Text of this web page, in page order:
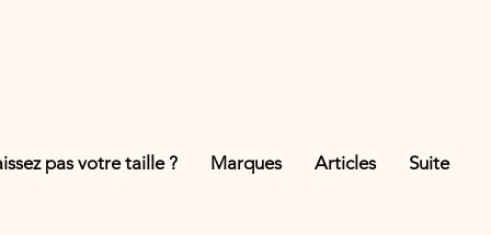
pas votre taille ? Marques Articles Suite